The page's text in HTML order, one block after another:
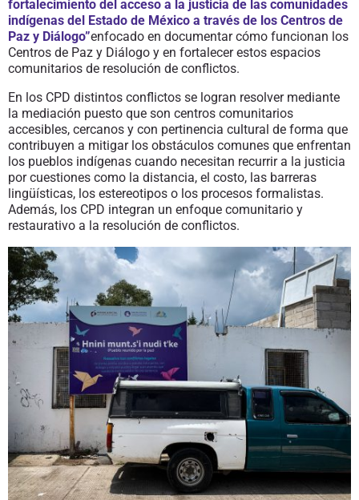
fortalecimiento del acceso a la justicia de las comunidades
indígenas del Estado de México a través de los Centros de
Paz y Diálogo”enfocado en documentar cómo funcionan los
Centros de Paz y Diálogo y en fortalecer estos espacios
comunitarios de resolución de conflictos.
En los CPD distintos conflictos se logran resolver mediante
la mediación puesto que son centros comunitarios
accesibles, cercanos y con pertinencia cultural de forma que
contribuyen a mitigar los obstáculos comunes que enfrentan
los pueblos indígenas cuando necesitan recurrir a la justicia
por cuestiones como la distancia, el costo, las barreras
lingüísticas, los estereotipos o los procesos formalistas.
Además, los CPD integran un enfoque comunitario y
restaurativo a la resolución de conflictos.